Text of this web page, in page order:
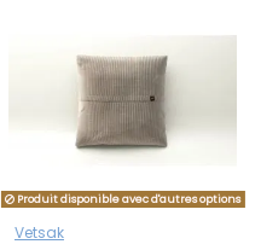
Produit disponible avec d'autres options
Vetsak